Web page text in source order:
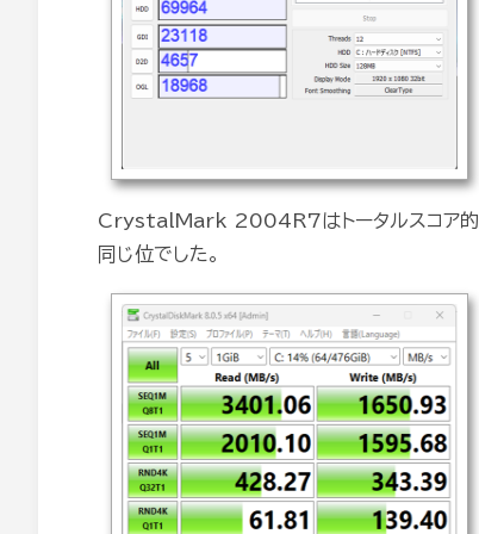
CrystalMark 2004R7はトータルスコア
同じ位でした。